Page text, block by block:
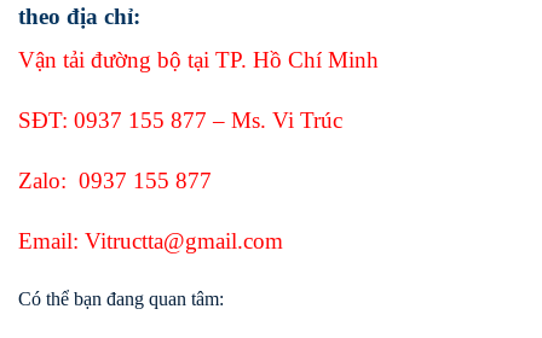
theo địa chỉ:
Vận tải đường bộ tại TP. Hồ Chí Minh
SĐT: 0937 155 877 – Ms. Vi Trúc
Zalo: 0937 155 877
Email: Vitructta@gmail.com
Có thể bạn đang quan tâm: